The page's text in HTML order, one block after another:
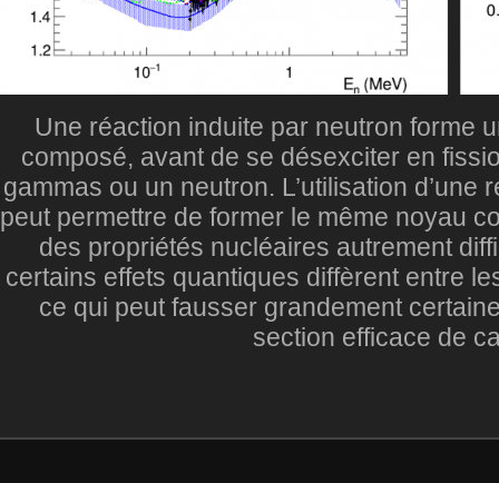
Une réaction induite par neutron forme
composé, avant de se désexciter en
gammas ou un neutron. L’utilisation
peut permettre de former le même noyau
des propriétés nucléaires autrement
certains effets quantiques diffèrent entre
ce qui peut fausser grandement
section efficace de